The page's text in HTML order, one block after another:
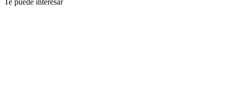
Te puede interesar